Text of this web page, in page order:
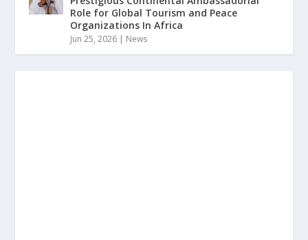
Role for Global Tourism and Peace
Organizations In Africa
Jun 25, 2026 | News